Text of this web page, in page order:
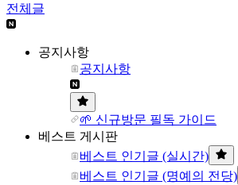
전체글
공지사항
공지사항
🌱 신규방문 필독 가이드
베스트 게시판
베스트 인기글 (실시간)
베스트 인기글 (명예의 전당)